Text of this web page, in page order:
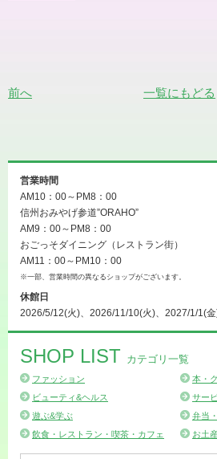
前へ 一覧にもどる
営業時間
AM10：00～PM8：00
信州おみやげ参道”ORAHO”
AM9：00～PM8：00
おごっそダイニング（レストラン街）
AM11：00～PM10：00
※一部、営業時間の異なるショップがございます。
休館日
2026/5/12(火)、2026/11/10(火)、2027/1/1(
SHOP LIST カテゴリ一覧
ファッション
本・
ビューティ&ヘルス
サー
遊ぶ&学ぶ
弁当
飲食・レストラン・喫茶・カフェ
お土